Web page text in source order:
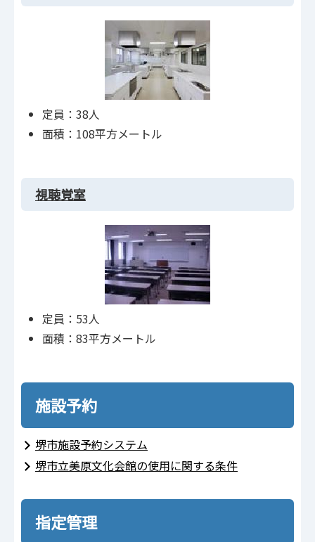
定員：38人
面積：108平方メートル
視聴覚室
定員：53人
面積：83平方メートル
施設予約
堺市施設予約システム
堺市立美原文化会館の使用に関する条件
指定管理